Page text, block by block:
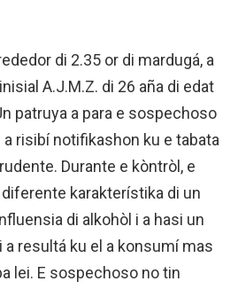
di 2.35 or di mardugá, a
A.J.M.Z. di 26 aña di edat
patruya a para e sospechoso
risibí notifikashon ku e tabata
Durante e kòntròl, e
karakterístika di un
di alkohòl i a hasi un
resultá ku el a konsumí mas
lei. E sospechoso no tin